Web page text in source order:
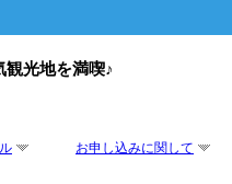
光地を満喫♪
お申し込みに関して